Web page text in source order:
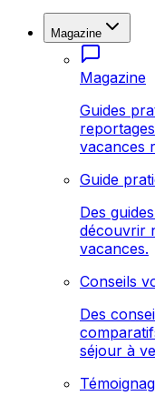
Magazine
Magazine
Guides
vacances
Guide
Des
découvrir
vacances.
Conseils
Des
séjour à